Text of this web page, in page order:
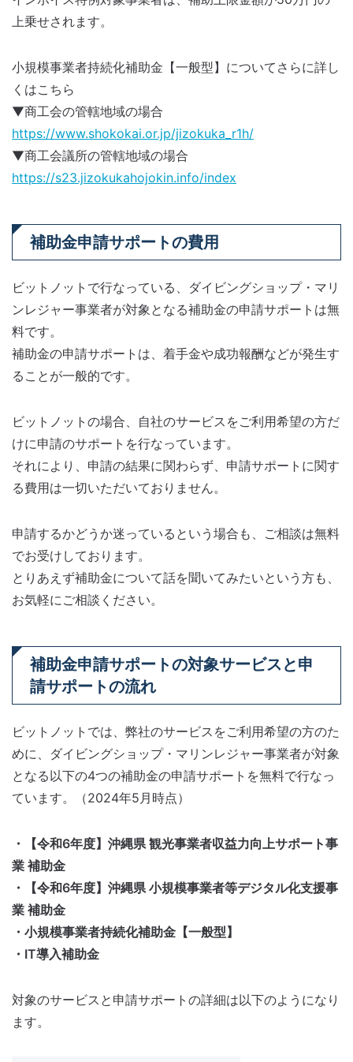
上乗せされます。
小規模事業者持続化補助金【一般型】についてさらに詳し
くはこちら
▼商工会の管轄地域の場合
https://www.shokokai.or.jp/jizokuka_r1h/
▼商工会議所の管轄地域の場合
https://s23.jizokukahojokin.info/index
補助金申請サポートの費用
ビットノットで行なっている、ダイビングショップ・マリ
ンレジャー事業者が対象となる補助金の申請サポートは無
料です。
補助金の申請サポートは、着手金や成功報酬などが発生す
ることが一般的です。
ビットノットの場合、自社のサービスをご利用希望の方だ
けに申請のサポートを行なっています。
それにより、申請の結果に関わらず、申請サポートに関す
る費用は一切いただいておりません。
申請するかどうか迷っているという場合も、ご相談は無料
でお受けしております。
とりあえず補助金について話を聞いてみたいという方も、
お気軽にご相談ください。
補助金申請サポートの対象サービスと申
請サポートの流れ
ビットノットでは、弊社のサービスをご利用希望の方のた
めに、ダイビングショップ・マリンレジャー事業者が対象
となる以下の4つの補助金の申請サポートを無料で行なっ
ています。（2024年5月時点）
・【令和6年度】沖縄県 観光事業者収益力向上サポート事
業 補助金
・【令和6年度】沖縄県 小規模事業者等デジタル化支援事
業 補助金
・小規模事業者持続化補助金【一般型】
・IT導入補助金
対象のサービスと申請サポートの詳細は以下のようになり
ます。